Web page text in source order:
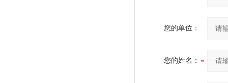
您的单位：
您的姓名：